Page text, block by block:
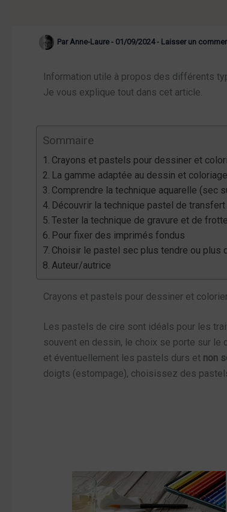
ParAnne-Laure- 01/09/2024- Laisser un
Information utile à propos des différents
Je vous explique tout dans cet article.
Sommaire
Crayons et pastels pour dessiner et
La gamme adaptée au dessin et
Comprendre la technique aquarelle (sec
Découvrir la technique pastel de
Tester la technique de gravure et de
Pour fixer des imprimés fondus
Choisir le pastel sec plus tendre ou plus
Auteur/autrice
Crayons et pastels pour dessiner et
Les pastels de cire sont idéals pour les
souvent en dessin, le choix se porte sur le
et éventuellement les pastels durs et non
doigts (estompage), choisissez des